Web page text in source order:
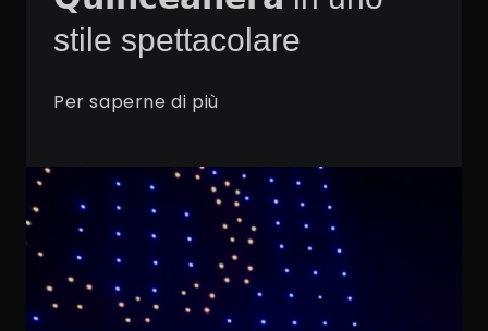
stile spettacolare
Per saperne di più